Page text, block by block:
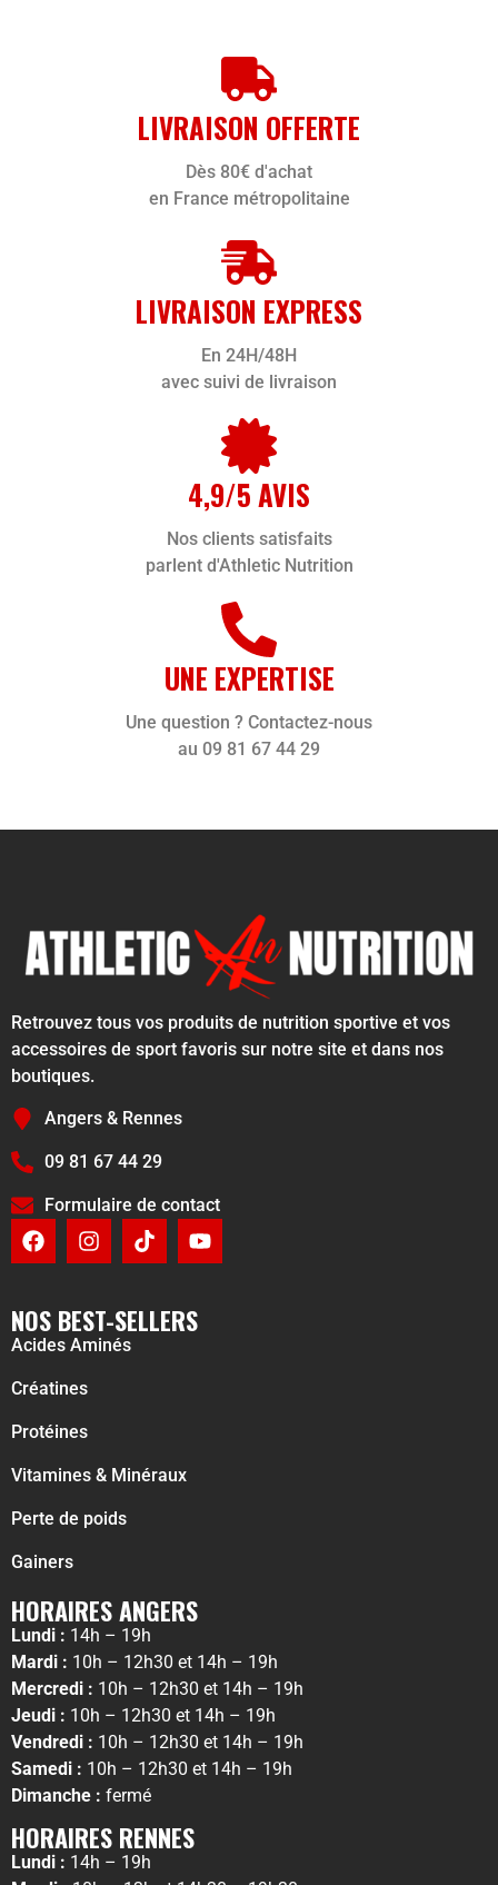
LIVRAISON OFFERTE
Dès 80€ d'achat
en France métropolitaine
LIVRAISON EXPRESS
En 24H/48H
avec suivi de livraison
4,9/5 AVIS
Nos clients satisfaits
parlent d'Athletic Nutrition
UNE EXPERTISE
Une question ? Contactez-nous
au 09 81 67 44 29
Retrouvez tous vos produits de nutrition sportive et vos
accessoires de sport favoris sur notre site et dans nos
boutiques.
Angers & Rennes
09 81 67 44 29
Formulaire de contact
NOS BEST-SELLERS
Acides Aminés
Créatines
Protéines
Vitamines & Minéraux
Perte de poids
Gainers
HORAIRES ANGERS
Lundi : 14h – 19h
Mardi : 10h – 12h30 et 14h – 19h
Mercredi : 10h – 12h30 et 14h – 19h
Jeudi : 10h – 12h30 et 14h – 19h
Vendredi : 10h – 12h30 et 14h – 19h
Samedi : 10h – 12h30 et 14h – 19h
Dimanche : fermé
HORAIRES RENNES
Lundi : 14h – 19h